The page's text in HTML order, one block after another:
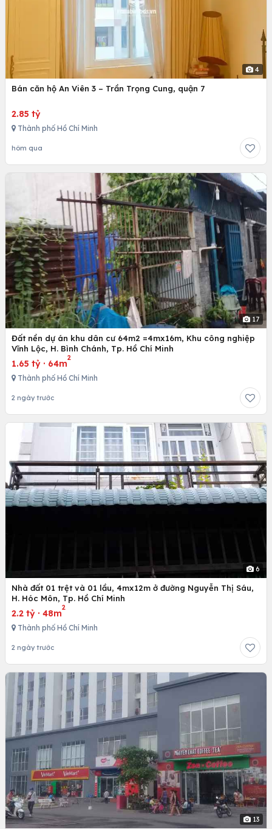
4
Bán căn hộ An Viên 3 – Trần Trọng Cung, quận 7
2.85 tỷ
Thành phố Hồ Chí Minh
hôm qua
17
Đất nền dự án khu dân cư 64m2 =4mx16m, Khu công nghiệp
Vĩnh Lộc, H. Bình Chánh, Tp. Hồ Chí Minh
1.65 tỷ · 64m
2
Thành phố Hồ Chí Minh
2 ngày trước
6
Nhà đất 01 trệt và 01 lầu, 4mx12m ở đường Nguyễn Thị Sáu,
H. Hóc Môn, Tp. Hồ Chí Minh
2.2 tỷ · 48m
2
Thành phố Hồ Chí Minh
2 ngày trước
13